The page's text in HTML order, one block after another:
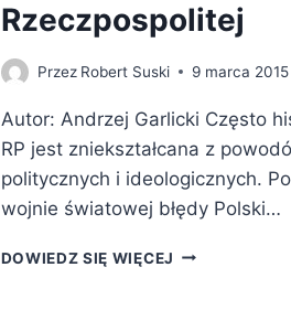
Rzeczpospolitej
Przez Robert Suski 9 marca 2015
Autor: Andrzej Garlicki Często
RP jest zniekształcana z
politycznych i ideologicznych.
wojnie światowej błędy Polski…
DOWIEDZ SIĘ WIĘCEJ SIEDEM